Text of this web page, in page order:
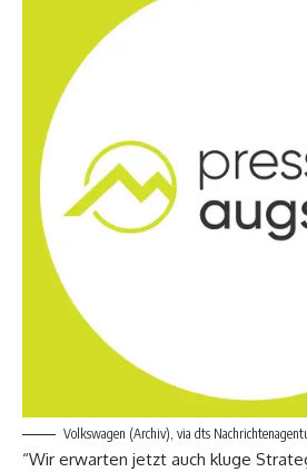
Volkswagen (Archiv), via dts
“Wir erwarten jetzt auch kluge